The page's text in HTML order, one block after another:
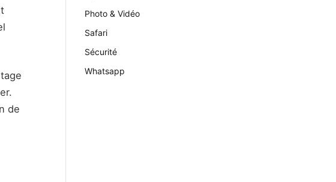
de
Photo & Vidéo
Safari
Sécurité
Whatsapp